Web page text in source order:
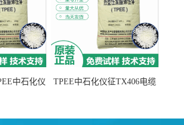
中石化仪
TPEE中石化仪征TX406电缆